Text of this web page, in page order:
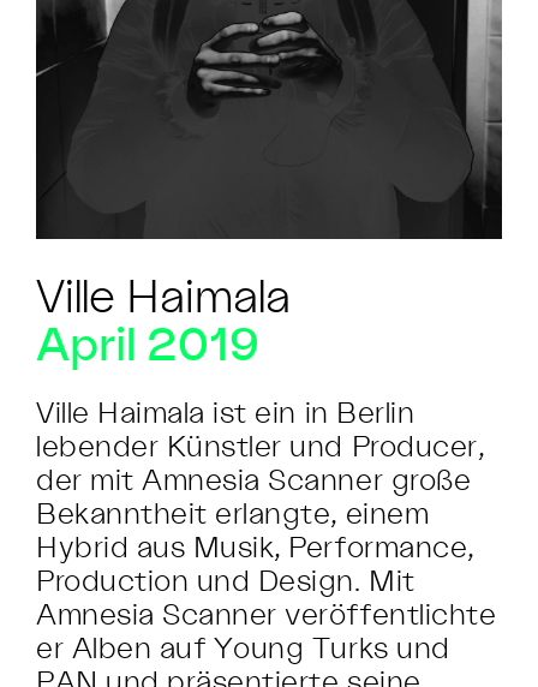
Ville Haimala
April 2019
Ville Haimala ist ein in Berlin
lebender Künstler und Producer,
der mit Amnesia Scanner große
Bekanntheit erlangte, einem
Hybrid aus Musik, Performance,
Production und Design. Mit
Amnesia Scanner veröffentlichte
er Alben auf Young Turks und